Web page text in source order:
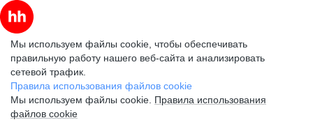
Мы используем файлы cookie, чтобы обеспечивать
правильную работу нашего веб-сайта и анализировать
сетевой трафик.
Правила использования файлов cookie
Мы используем файлы cookie. Правила использования
файлов cookie